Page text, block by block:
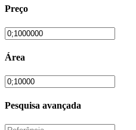
Preço
Área
Pesquisa avançada